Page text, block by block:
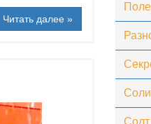
Читать далее »